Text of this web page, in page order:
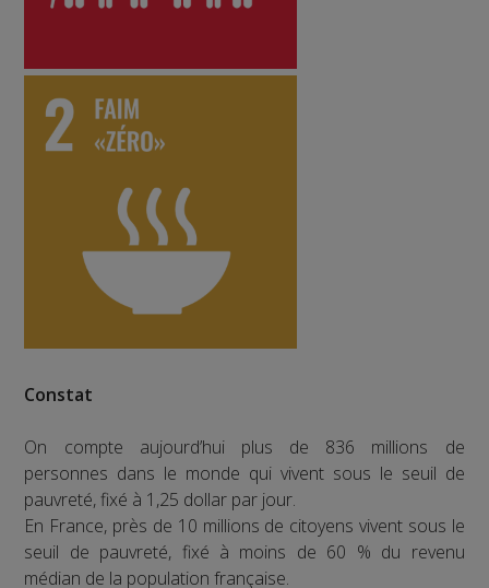
Constat
On compte aujourd’hui plus de 836 millions de
personnes dans le monde qui vivent sous le seuil de
pauvreté, fixé à 1,25 dollar par jour.
En France, près de 10 millions de citoyens vivent sous le
seuil de pauvreté, fixé à moins de 60 % du revenu
médian de la population française.